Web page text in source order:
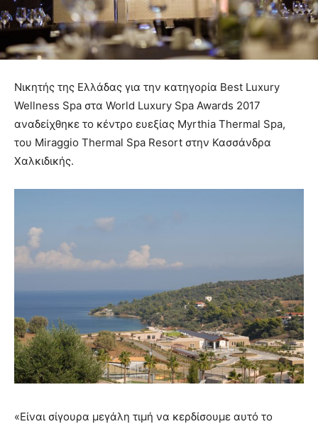
Nικητής της Ελλάδας για την κατηγορία Best Luxury
Wellness Spa στα World Luxury Spa Awards 2017
αναδείχθηκε το κέντρο ευεξίας Myrthia Thermal Spa,
του Miraggio Thermal Spa Resort στην Κασσάνδρα
Χαλκιδικής.
«Είναι σίγουρα μεγάλη τιμή να κερδίσουμε αυτό το